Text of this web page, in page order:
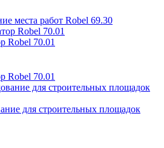
места работ Robel 69.30
Robel 70.01
Robel 70.01
для строительных площадок